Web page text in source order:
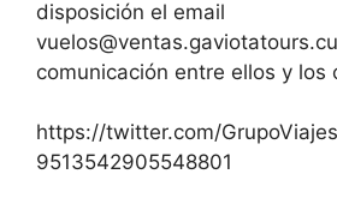
disposición el email
vuelos@ventas.gaviotatours.cu
comunicación entre ellos y los
https://twitter.com/
9513542905548801